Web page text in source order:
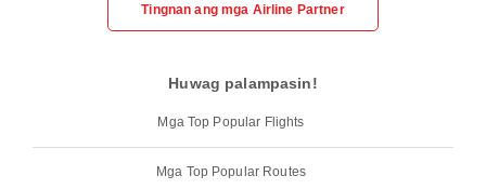
Tingnan ang mga Airline Partner
Huwag palampasin!
Mga Top Popular Flights
Mga Top Popular Routes